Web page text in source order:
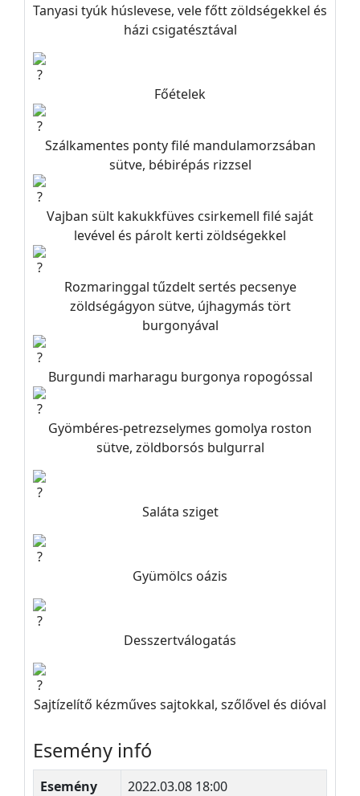
Tanyasi tyúk húslevese, vele főtt zöldségekkel és
házi csigatésztával
Főételek
Szálkamentes ponty filé mandulamorzsában
sütve, bébirépás rizzsel
Vajban sült kakukkfüves csirkemell filé saját
levével és párolt kerti zöldségekkel
Rozmaringgal tűzdelt sertés pecsenye
zöldségágyon sütve, újhagymás tört
burgonyával
Burgundi marharagu burgonya ropogóssal
Gyömbéres-petrezselymes gomolya roston
sütve, zöldborsós bulgurral
Saláta sziget
Gyümölcs oázis
Desszertválogatás
Sajtízelítő kézműves sajtokkal, szőlővel és dióval
Esemény infó
Esemény
2022.03.08 18:00